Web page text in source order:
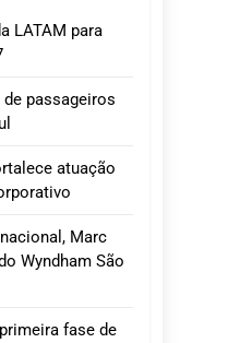
LATAM para
passageiros
atuação
Marc
Wyndham São
fase de